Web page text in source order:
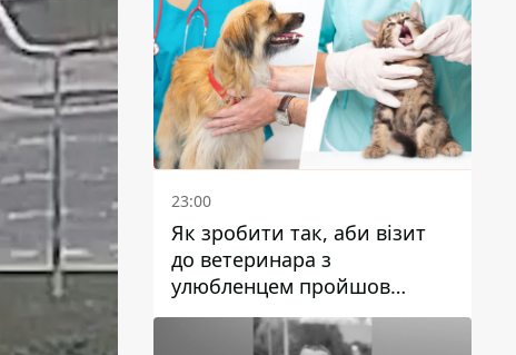
23:00
Як зробити так, аби візит
до ветеринара з
улюбленцем пройшов
спокійно: прості поради